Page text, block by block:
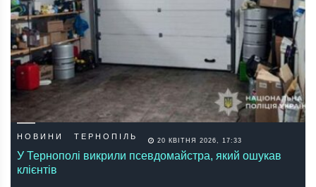
НОВИНИ ТЕРНОПІЛЬ 20 КВІТНЯ 2026, 17:33
У Тернополі викрили псевдомайстра, який ошукав
клієнтів